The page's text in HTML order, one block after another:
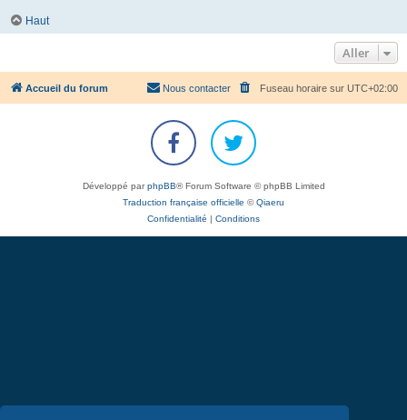
Haut
Aller
Accueil du forum Fuseau horaire sur UTC+02:00
Nous contacter
Développé parphpBB® Forum Software © phpBB Limited
Traduction française officielle ©Qiaeru
Confidentialité
Conditions